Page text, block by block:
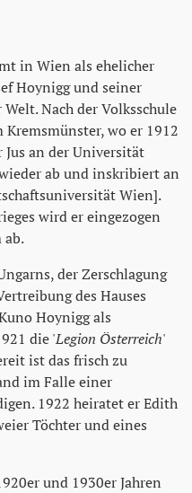
in Wien als ehelicher
Hoynigg und seiner
Nach der Volksschule
wo er 1912
an der Universität
ab und inskribiert an
Wien].
wird er eingezogen
ab.
der Zerschlagung
des Hauses
Hoynigg als
die 'Legion Österreich'
ist das frisch zu
im Falle einer
1922 heiratet er Edith
Töchter und eines
und 1930er Jahren